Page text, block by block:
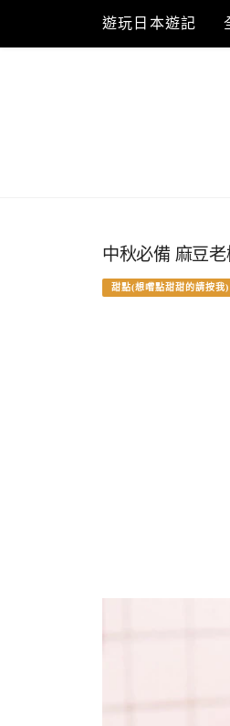
content
遊玩日本遊記
中秋必備 麻豆
甜點(想嚐點甜甜的請按我)